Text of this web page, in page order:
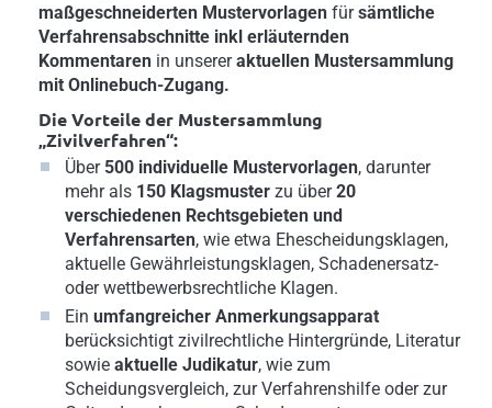
maßgeschneiderten Mustervorlagen fürsämtliche
Verfahrensabschnitte inkl erläuternden
Kommentaren in unsereraktuellen Mustersammlung
mit Onlinebuch-Zugang.
DieVorteile der Mustersammlung
„Zivilverfahren“:
Über 500 individuelle Mustervorlagen, darunter
mehr als 150 Klagsmuster zu über20
verschiedenen Rechtsgebieten und
Verfahrensarten, wie etwa Ehescheidungsklagen,
aktuelle Gewährleistungsklagen, Schadenersatz-
oder wettbewerbsrechtliche Klagen.
Ein umfangreicher Anmerkungsapparat
berücksichtigt zivilrechtliche Hintergründe, Literatur
sowie aktuelle Judikatur, wie zum
Scheidungsvergleich, zur Verfahrenshilfe oder zur